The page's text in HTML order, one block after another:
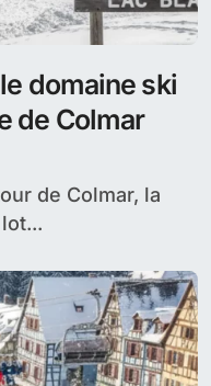
domaine ski
de Colmar